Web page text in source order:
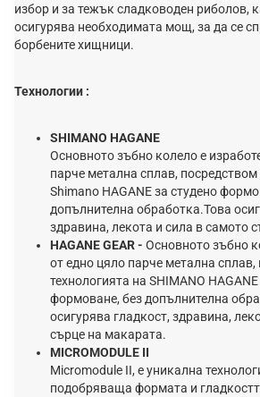
избор и за тежък сладководен риболов,
осигурява необходимата мощ, за да се
борбените хищници.
Технологии :
SHIMANO HAGANE
Основното зъбно колело e
парче метална сплав, посредством
Shimano HAGANE за студено
допълнителна обработка.Това
здравина, лекота и сила в самото
HAGANE GEAR - Основното зъбно
от едно цяло парче метална
технологията на SHIMANO
формоване, без допълнителна
осигурява гладкост, здравина,
сърце на макарата.
MICROMODULE II
Micromodule II, е уникална
подобряваща формата и